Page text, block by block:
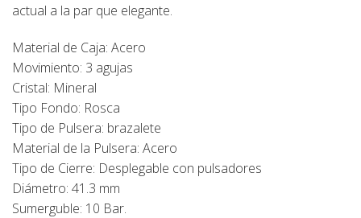
actual a la par que elegante.
Material de Caja: Acero
Movimiento: 3 agujas
Cristal: Mineral
Tipo Fondo: Rosca
Tipo de Pulsera: brazalete
Material de la Pulsera: Acero
Tipo de Cierre: Desplegable con pulsadores
Diámetro: 41.3 mm
Sumerguble: 10 Bar.